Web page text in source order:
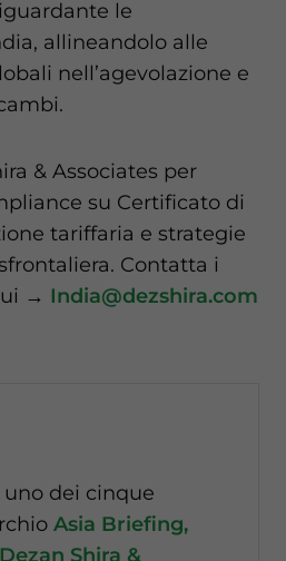
le
allineandolo alle
nell’agevolazione e
& Associates per
su Certificato di
tariffaria e strategie
Contatta i
→ India@dezshira.com
uno dei cinque
Asia Briefing,
Dezan Shira &